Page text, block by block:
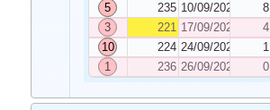
5
235 10/09/2022 8
3
221 17/09/2022 4
10
224 24/09/2022 1
1
236 26/09/2022 0